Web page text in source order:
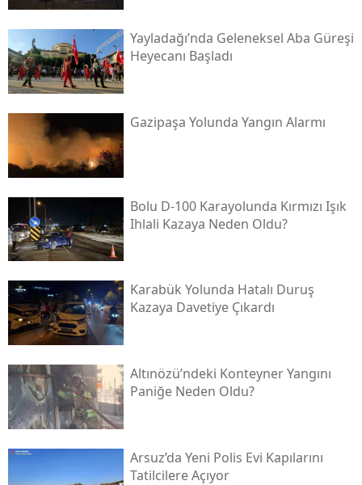
Yayladağı’nda Geleneksel Aba Güreşi
Heyecanı Başladı
Gazipaşa Yolunda Yangın Alarmı
Bolu D-100 Karayolunda Kırmızı Işık
Ihlali Kazaya Neden Oldu?
Karabük Yolunda Hatalı Duruş
Kazaya Davetiye Çıkardı
Altınözü’ndeki Konteyner Yangını
Paniğe Neden Oldu?
Arsuz’da Yeni Polis Evi Kapılarını
Tatilcilere Açıyor